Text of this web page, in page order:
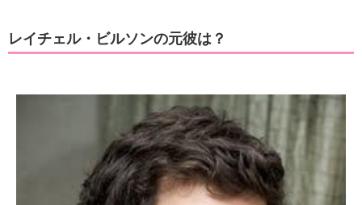
レイチェル・ビルソンの元彼は？